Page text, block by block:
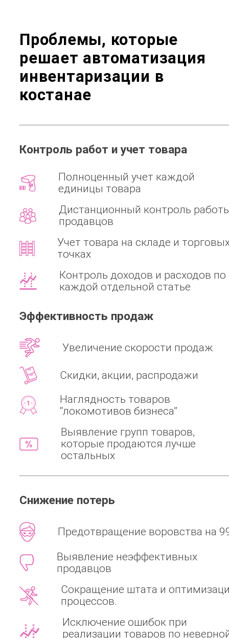
Проблемы, которые
решает автоматизация
инвентаризации в
костанае
Контроль работ и учет товара
Полноценный учет каждой
единицы товара
Дистанционный контроль
продавцов
Учет товара на складе и
точках
Контроль доходов и расходов по
каждой отдельной статье
Эффективность продаж
Увеличение скорости продаж
Скидки, акции, распродажи
Наглядность товаров
“локомотивов бизнеса”
Выявление групп товаров,
которые продаются лучше
остальных
Снижение потерь
Предотвращение воровства на
Выявление неэффективных
продавцов
Сокращение штата и
процессов.
Исключение ошибок при
реализации товаров по